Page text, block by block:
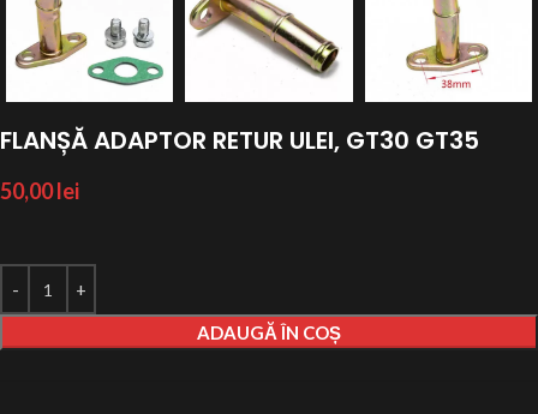
FLANȘĂ ADAPTOR RETUR ULEI, GT30 GT35
50,00lei
ADAUGĂ ÎN COȘ